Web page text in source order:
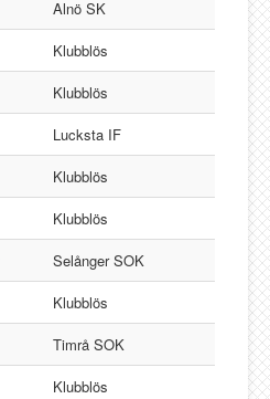
Alnö SK
Klubblös
Klubblös
Lucksta IF
Klubblös
Klubblös
Selånger SOK
Klubblös
Timrå SOK
Klubblös